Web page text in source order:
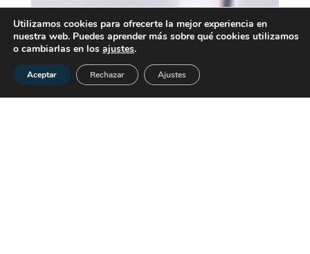
Utilizamos cookies para ofrecerte la mejor experiencia en
nuestra web. Puedes aprender más sobre qué cookies utilizamos
o cambiarlas en los ajustes.
Aceptar Rechazar Ajustes